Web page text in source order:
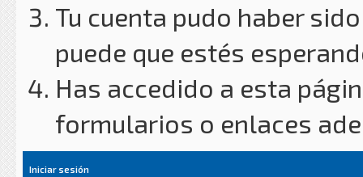
Tu cuenta pudo haber
puede que estés
Has accedido a esta
formularios o enlaces
Iniciar sesión